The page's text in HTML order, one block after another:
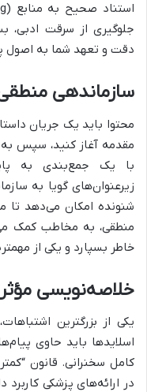
جلوگیری از سرقت ادبی،
دقت و تعهد شما به
سازماندهی
محتوا باید یک جریان
مقدمه آغاز کنید، سپس
با یک جمع‌بندی به
زیرعنوان‌های گویا به
شنونده امکان می‌دهد تا
منطقی، به مخاطب کمک
خاطر بسپارد و یکی از
خلاصه‌نویسی
یکی از بزرگترین
اسلایدها باید حاوی
در ارائه‌های پزشکی کاربرد